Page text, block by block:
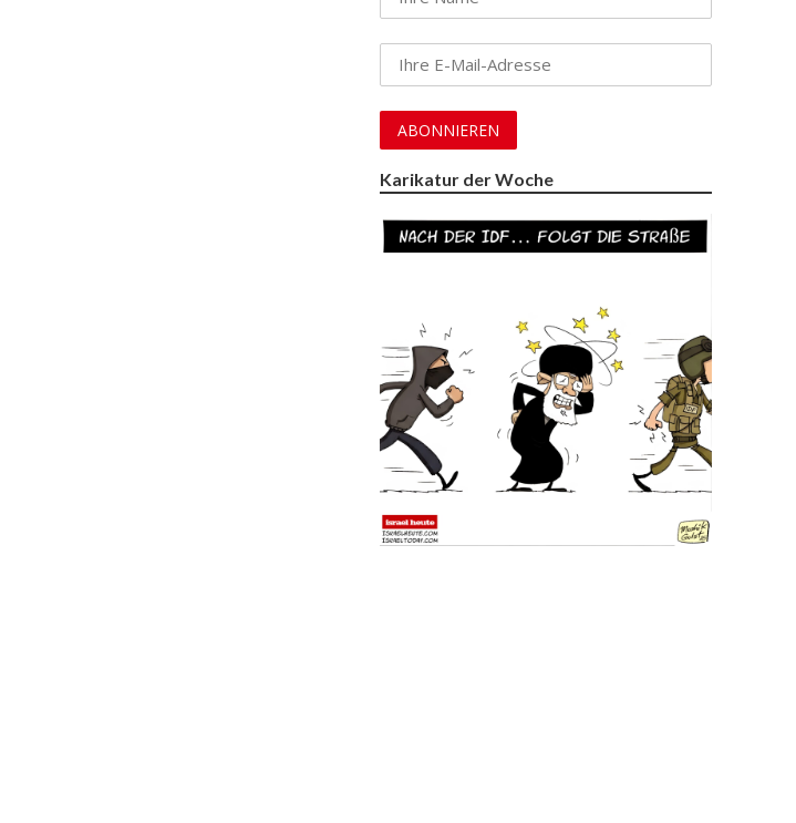
Karikatur der Woche